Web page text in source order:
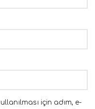
için adım, e-